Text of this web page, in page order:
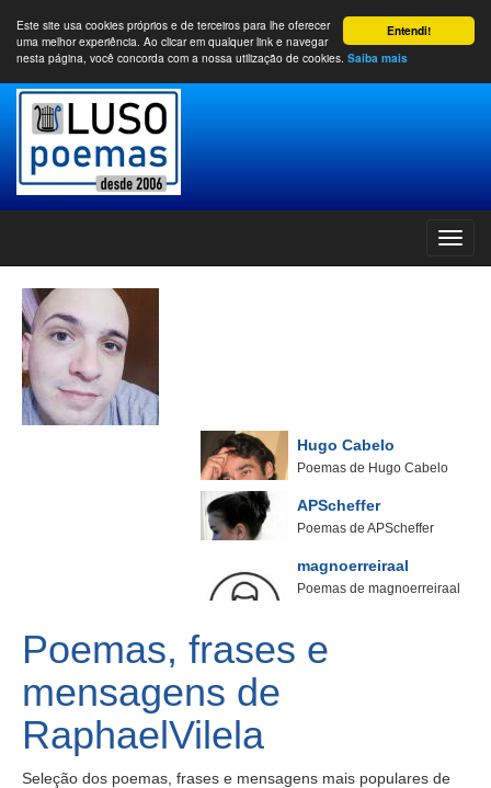
Entendi!
Este site usa cookies próprios e de terceiros para lhe oferecer
uma melhor experiência. Ao clicar em qualquer link e navegar
nesta página, você concorda com a nossa utilização de cookies. Saiba mais
Hugo Cabelo
Poemas de Hugo Cabelo
APScheffer
Poemas de APScheffer
magnoerreiraal
Poemas de magnoerreiraal
Poemas, frases e
mensagens de
RaphaelVilela
Seleção dos poemas, frases e mensagens mais populares de